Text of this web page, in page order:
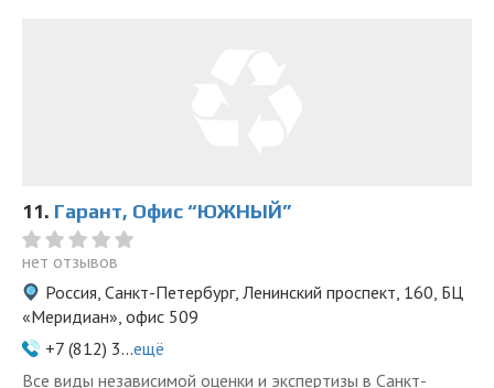
11. Гарант, Офис “ЮЖНЫЙ”
нет отзывов
Россия, Санкт-Петербург, Ленинский проспект, 160, БЦ
«Меридиан», офис 509
+7 (812) 3...ещё
Все виды независимой оценки и экспертизы в Санкт-